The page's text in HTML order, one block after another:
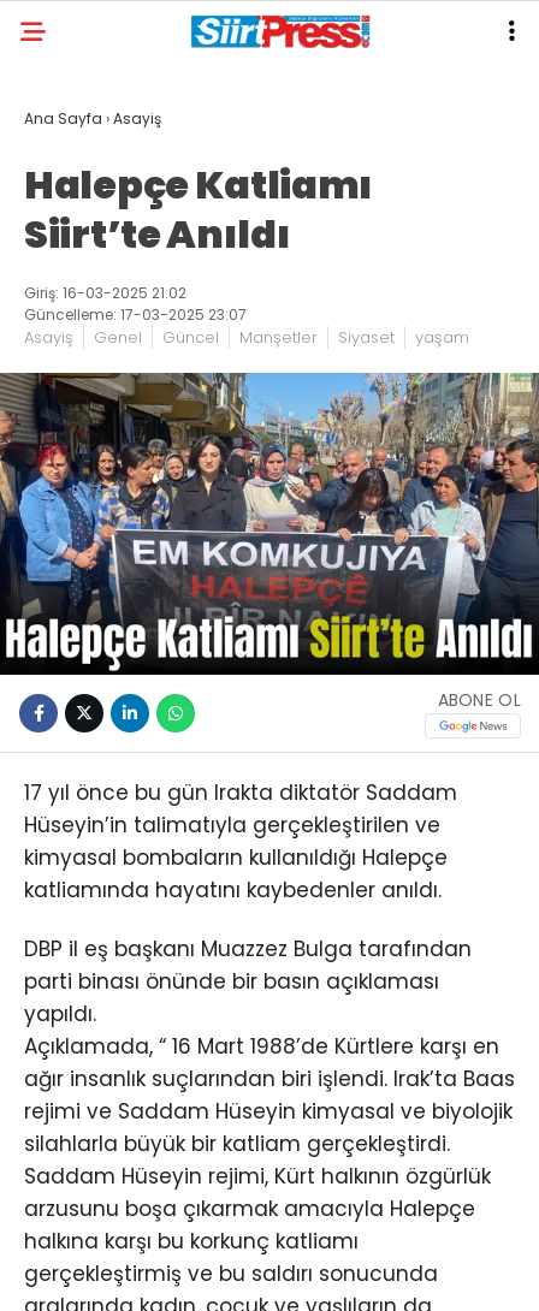
Ana Sayfa ›Asayiş
Halepçe Katliamı
Siirt’te Anıldı
Giriş: 16-03-2025 21:02
Güncelleme: 17-03-2025 23:07
Asayiş Genel Güncel Manşetler Siyaset yaşam
ABONE OL
17 yıl önce bu gün Irakta diktatör Saddam
Hüseyin’in talimatıyla gerçekleştirilen ve
kimyasal bombaların kullanıldığı Halepçe
katliamında hayatını kaybedenler anıldı.
DBP il eş başkanı Muazzez Bulga tarafından
parti binası önünde bir basın açıklaması
yapıldı.
Açıklamada, “ 16 Mart 1988’de Kürtlere karşı en
ağır insanlık suçlarından biri işlendi. Irak’ta Baas
rejimi ve Saddam Hüseyin kimyasal ve biyolojik
silahlarla büyük bir katliam gerçekleştirdi.
Saddam Hüseyin rejimi, Kürt halkının özgürlük
arzusunu boşa çıkarmak amacıyla Halepçe
halkına karşı bu korkunç katliamı
gerçekleştirmiş ve bu saldırı sonucunda